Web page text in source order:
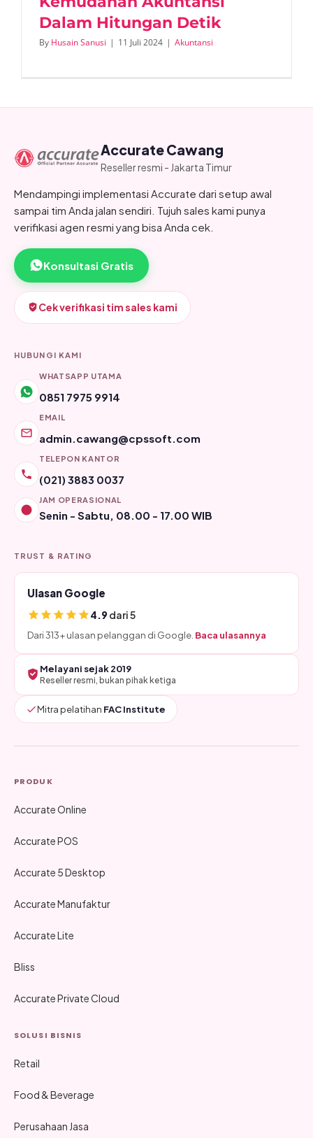
Dalam Hitungan Detik
By Husain Sanusi | 11 Juli 2024 | Akuntansi
Accurate Cawang
Reseller resmi - Jakarta Timur
Mendampingi implementasi Accurate dari setup awal
sampai tim Anda jalan sendiri. Tujuh sales kami punya
verifikasi agen resmi yang bisa Anda cek.
Konsultasi Gratis
Cek verifikasi tim sales kami
HUBUNGI KAMI
WHATSAPP UTAMA
0851 7975 9914
EMAIL
admin.cawang@cpssoft.com
TELEPON KANTOR
(021) 3883 0037
JAM OPERASIONAL
Senin - Sabtu, 08.00 - 17.00 WIB
TRUST & RATING
Ulasan Google
4.9dari 5
Dari 313+ ulasan pelanggan di Google. Baca ulasannya
Melayani sejak 2019
Reseller resmi, bukan pihak ketiga
Mitra pelatihan FAC Institute
PRODUK
Accurate Online
Accurate POS
Accurate 5 Desktop
Accurate Manufaktur
Accurate Lite
Bliss
Accurate Private Cloud
SOLUSI BISNIS
Retail
Food & Beverage
Perusahaan Jasa